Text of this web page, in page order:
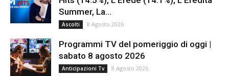
Summer, La...
Ascolti 8 Agosto 2026
Programmi TV del pomeriggio di oggi |
sabato 8 agosto 2026
Anticipazioni Tv 8 Agosto 2026